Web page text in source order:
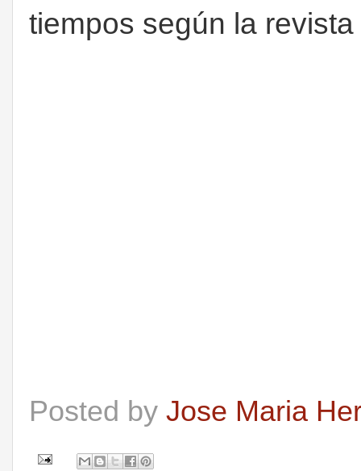
tiempos según la
Posted by Jose Maria